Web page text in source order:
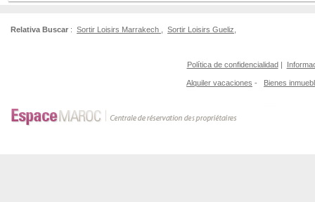
Relativa Buscar : Sortir Loisirs Marrakech Sortir Loisirs Gueliz
Política de confidencialidad|
Alquiler vacaciones - Bienes